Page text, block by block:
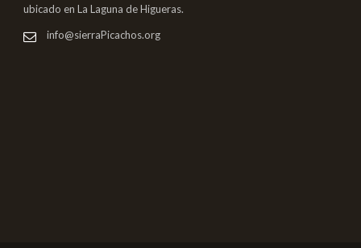
ubicado en La Laguna de Higueras.
info@sierraPicachos.org